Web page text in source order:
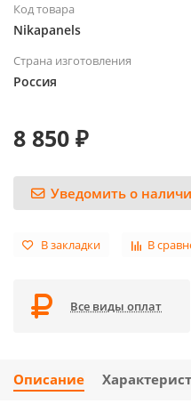
Код товара
Nikapanels
Страна изготовления
Россия
8 850 ₽
Уведомить о
В закладки В
Все виды оплат
Описание